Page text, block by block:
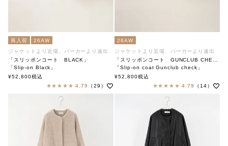
再入荷
26AW
ジャケットより近場、パーカーより遠出
「スリッポンコート BLACK」
「Slip-on Black」
soutiencollar（ステンカラー）
¥52,800税込
4.79
（29）
26AW
ジャケットより近場、パーカーより遠出
「スリッポンコート GUNCLUB CHECK」
「Slip-on coat Gunclub check」
soutiencollar（ステンカラー）
¥52,800税込
4.79
（14）